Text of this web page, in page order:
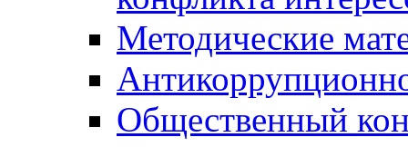
Методические
Общественный